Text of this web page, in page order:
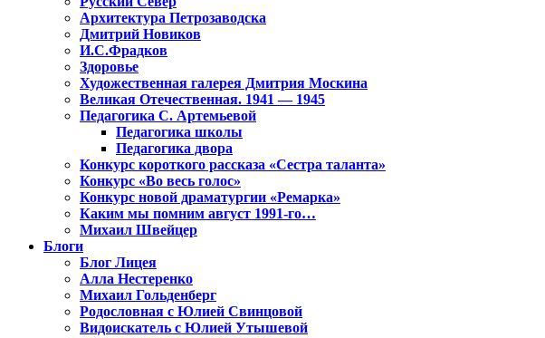
Архитектура Петрозаводска
Дмитрий Новиков
И.С.Фрадков
Здоровье
Художественная галерея Дмитрия Москина
Великая Отечественная. 1941 — 1945
Педагогика С. Артемьевой
Педагогика школы
Педагогика двора
Конкурс короткого рассказа «Сестра таланта»
Конкурс «Во весь голос»
Конкурс новой драматургии «Ремарка»
Каким мы помним август 1991-го…
Михаил Швейцер
Блоги
Блог Лицея
Алла Нестеренко
Михаил Гольденберг
Родословная с Юлией Свинцовой
Видоискатель с Юлией Утышевой